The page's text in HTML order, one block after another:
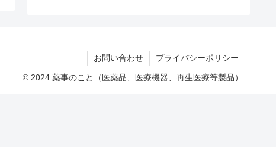
お問い合わせ プライバシーポリシー
© 2024 薬事のこと（医薬品、医療機器、再生医療等製品）.